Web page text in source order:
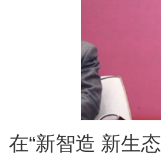
在“新智造 新生